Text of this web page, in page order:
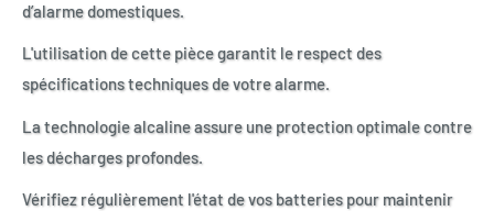
d’alarme domestiques.
L'utilisation de cette pièce garantit le respect des
spécifications techniques de votre alarme.
La technologie alcaline assure une protection optimale contre
les décharges profondes.
Vérifiez régulièrement l'état de vos batteries pour maintenir